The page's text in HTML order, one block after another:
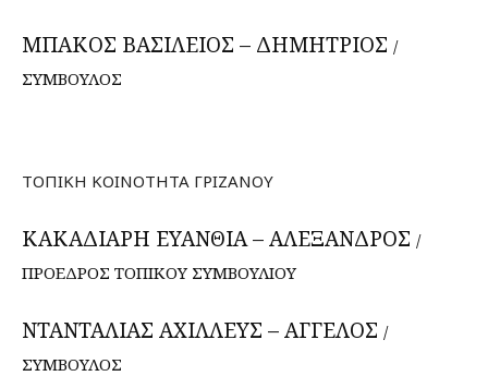
ΜΠΑΚΟΣ ΒΑΣΙΛΕΙΟΣ – ΔΗΜΗΤΡΙΟΣ /
ΣΥΜΒΟΥΛΟΣ
ΤΟΠΙΚΗ ΚΟΙΝΟΤΗΤΑ ΓΡΙΖΑΝΟΥ
ΚΑΚΑΔΙΑΡΗ ΕΥΑΝΘΙΑ – ΑΛΕΞΑΝΔΡΟΣ /
ΠΡΟΕΔΡΟΣ ΤΟΠΙΚΟΥ ΣΥΜΒΟΥΛΙΟΥ
ΝΤΑΝΤΑΛΙΑΣ ΑΧΙΛΛΕΥΣ – ΑΓΓΕΛΟΣ /
ΣΥΜΒΟΥΛΟΣ